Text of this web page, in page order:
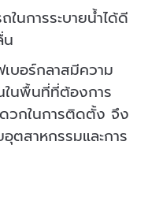
ในการระบายน้ำได้ดี
น
เบอร์กลาสมีความ
ในพื้นที่ที่ต้องการ
วกในการติดตั้ง จึง
ตสาหกรรมและการ